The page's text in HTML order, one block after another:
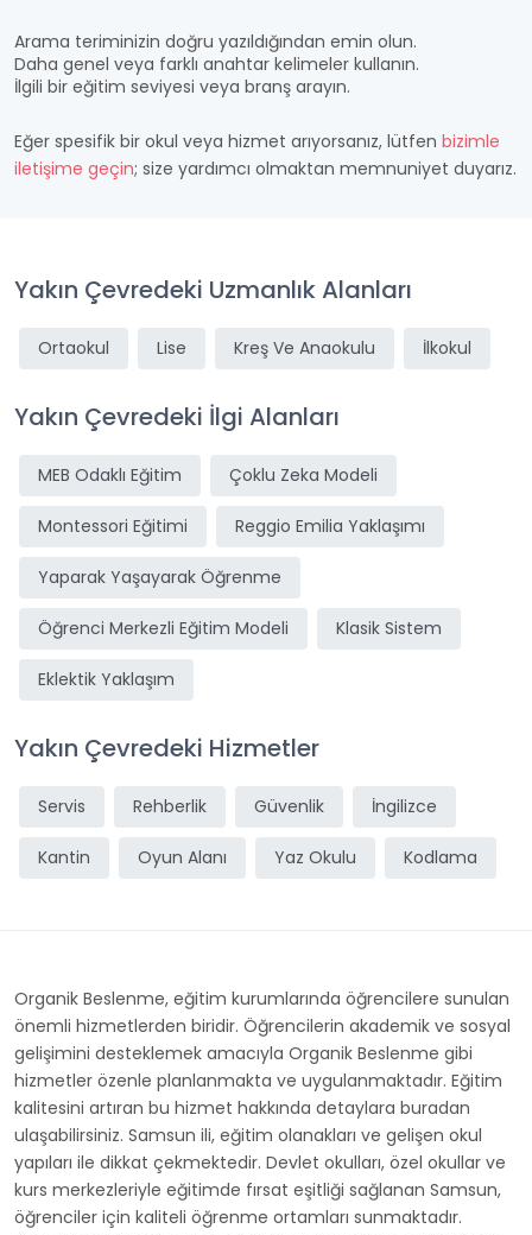
Arama teriminizin doğru yazıldığından emin olun.
Daha genel veya farklı anahtar kelimeler kullanın.
İlgili bir eğitim seviyesi veya branş arayın.
Eğer spesifik bir okul veya hizmet arıyorsanız, lütfen bizimle
iletişime geçin; size yardımcı olmaktan memnuniyet duyarız.
Yakın Çevredeki Uzmanlık Alanları
Ortaokul Lise Kreş Ve Anaokulu İlkokul
Yakın Çevredeki İlgi Alanları
MEB Odaklı Eğitim Çoklu Zeka Modeli
Montessori Eğitimi Reggio Emilia Yaklaşımı
Yaparak Yaşayarak Öğrenme
Öğrenci Merkezli Eğitim Modeli Klasik Sistem
Eklektik Yaklaşım
Yakın Çevredeki Hizmetler
Servis Rehberlik Güvenlik İngilizce
Kantin Oyun Alanı Yaz Okulu Kodlama
Organik Beslenme, eğitim kurumlarında öğrencilere sunulan
önemli hizmetlerden biridir. Öğrencilerin akademik ve sosyal
gelişimini desteklemek amacıyla Organik Beslenme gibi
hizmetler özenle planlanmakta ve uygulanmaktadır. Eğitim
kalitesini artıran bu hizmet hakkında detaylara buradan
ulaşabilirsiniz. Samsun ili, eğitim olanakları ve gelişen okul
yapıları ile dikkat çekmektedir. Devlet okulları, özel okullar ve
kurs merkezleriyle eğitimde fırsat eşitliği sağlanan Samsun,
öğrenciler için kaliteli öğrenme ortamları sunmaktadır.